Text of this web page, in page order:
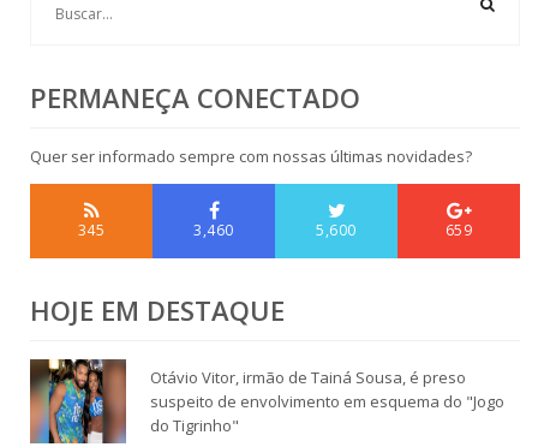
PERMANEÇA CONECTADO
Quer ser informado sempre com nossas últimas novidades?
345 3,460 5,600 659
HOJE EM DESTAQUE
Otávio Vitor, irmão de Tainá Sousa, é preso
suspeito de envolvimento em esquema do "Jogo
do Tigrinho"